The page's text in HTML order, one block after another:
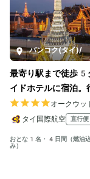
バンコク(タイ)/
最寄り駅まで徒歩
イドホテルに宿泊。
オークウ
タイ国際航空
直行便
おとな1名・4日間（燃油
み）